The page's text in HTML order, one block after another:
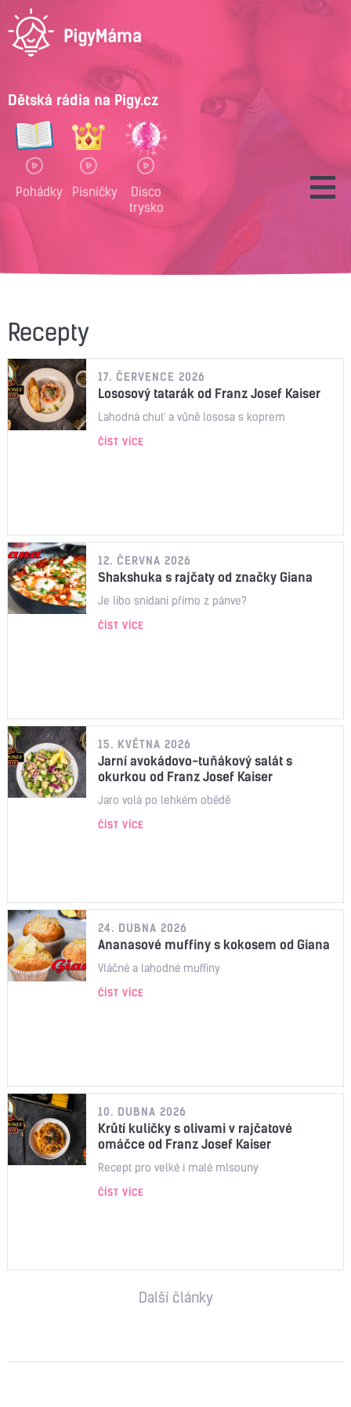
Dětská rádia na Pigy.cz
Pohádky Písničky
Disco
trysko
Recepty
17. ČERVENCE 2026
Lososový tatarák od Franz Josef Kaiser
Lahodná chuť a vůně lososa s koprem
ČÍST VÍCE
12. ČERVNA 2026
Shakshuka s rajčaty od značky Giana
Je libo snídani přímo z pánve?
ČÍST VÍCE
15. KVĚTNA 2026
Jarní avokádovo-tuňákový salát s
okurkou od Franz Josef Kaiser
Jaro volá po lehkém obědě
ČÍST VÍCE
24. DUBNA 2026
Ananasové muffiny s kokosem od Giana
Vláčné a lahodné muffiny
ČÍST VÍCE
10. DUBNA 2026
Krůtí kuličky s olivami v rajčatové
omáčce od Franz Josef Kaiser
Recept pro velké i malé mlsouny
ČÍST VÍCE
Další články